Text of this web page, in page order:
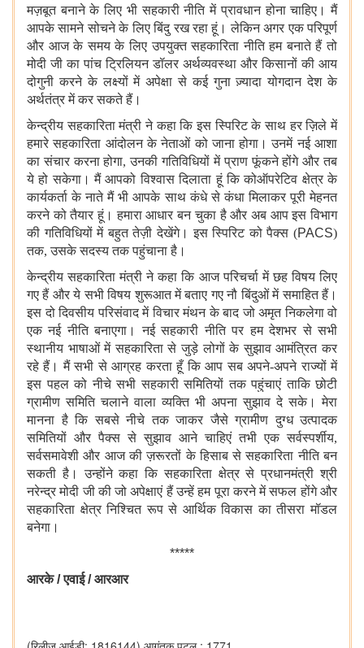
मज़बूत बनाने के लिए भी सहकारी नीति में प्रावधान होना चाहिए। मैं
आपके सामने सोचने के लिए बिंदु रख रहा हूं। लेकिन अगर एक परिपूर्ण
और आज के समय के लिए उपयुक्त सहकारिता नीति हम बनाते हैं तो
मोदी जी का पांच ट्रिलियन डॉलर अर्थव्यवस्था और किसानों की आय
दोगुनी करने के लक्ष्यों में अपेक्षा से कई गुना ज़्यादा योगदान देश के
अर्थतंत्र में कर सकते हैं।
केन्द्रीय सहकारिता मंत्री ने कहा कि इस स्पिरिट के साथ हर ज़िले में
हमारे सहकारिता आंदोलन के नेताओं को जाना होगा। उनमें नई आशा
का संचार करना होगा, उनकी गतिविधियों में प्राण फूंकने होंगे और तब
ये हो सकेगा। मैं आपको विश्वास दिलाता हूं कि कोऑपरेटिव क्षेत्र के
कार्यकर्ता के नाते मैं भी आपके साथ कंधे से कंधा मिलाकर पूरी मेहनत
करने को तैयार हूं। हमारा आधार बन चुका है और अब आप इस विभाग
की गतिविधियों में बहुत तेज़ी देखेंगे। इस स्पिरिट को पैक्स (PACS)
तक, उसके सदस्य तक पहुंचाना है।
केन्द्रीय सहकारिता मंत्री ने कहा कि आज परिचर्चा में छह विषय लिए
गए हैं और ये सभी विषय शुरूआत में बताए गए नौ बिंदुओं में समाहित हैं।
इस दो दिवसीय परिसंवाद में विचार मंथन के बाद जो अमृत निकलेगा वो
एक नई नीति बनाएगा।नई सहकारी नीति पर हम देशभर से सभी
स्थानीय भाषाओं में सहकारिता से जुड़े लोगों के सुझाव आमंत्रित कर
रहे हैं। मैं सभी से आग्रह करता हूँ कि आप सब अपने-अपने राज्यों में
इस पहल को नीचे सभी सहकारी समितियों तक पहुंचाएं ताकि छोटी
ग्रामीण समिति चलाने वाला व्यक्ति भी अपना सुझाव दे सके।मेरा
मानना है कि सबसे नीचे तक जाकर जैसे ग्रामीण दुग्ध उत्पादक
समितियों और पैक्स से सुझाव आने चाहिएं तभी एक सर्वस्पर्शीय,
सर्वसमावेशी और आज की ज़रूरतों के हिसाब से सहकारिता नीति बन
सकती है। उन्होंने कहा कि सहकारिता क्षेत्र से प्रधानमंत्री श्री
नरेन्द्र मोदी जी की जो अपेक्षाएं हैं उन्हें हम पूरा करने में सफल होंगे और
सहकारिता क्षेत्र निश्चित रूप से आर्थिक विकास का तीसरा मॉडल
बनेगा।
*****
आरके/एवाई/आरआर